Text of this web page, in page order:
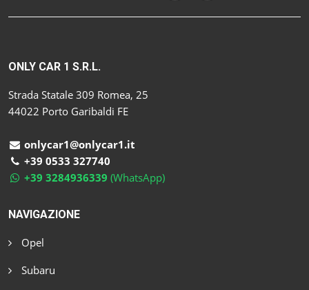
ONLY CAR 1 S.R.L.
Strada Statale 309 Romea, 25
44022 Porto Garibaldi FE
onlycar1@onlycar1.it
+39 0533 327740
+39 3284936339 (WhatsApp)
NAVIGAZIONE
Opel
Subaru